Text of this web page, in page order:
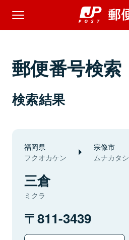
郵便番号検索
検索結果
福岡県
フクオカケン
宗像市
ムナカタシ
三倉
ミクラ
811-3439